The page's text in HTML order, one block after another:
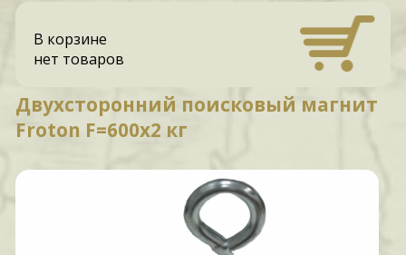
В корзине
нет товаров
Двухсторонний поисковый магнит
Froton F=600х2 кг